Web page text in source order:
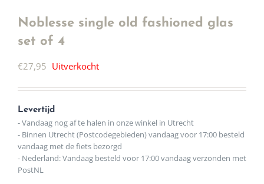
Noblesse single old fashioned glas
set of 4
€27,95 Uitverkocht
Levertijd
- Vandaag nog af te halen in onze winkel in Utrecht
- Binnen Utrecht (Postcodegebieden) vandaag voor 17:00 besteld
vandaag met de fiets bezorgd
- Nederland: Vandaag besteld voor 17:00 vandaag verzonden met
PostNL